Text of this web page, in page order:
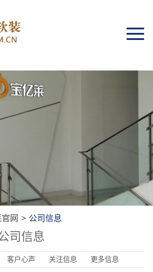
网 > 公司信息
司信息
客户心声 关注信息 更多信息